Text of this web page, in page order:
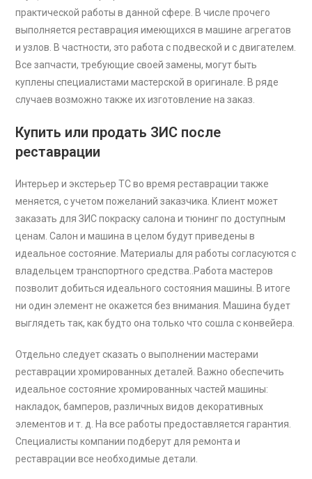
практической работы в данной сфере. В числе прочего
выполняется реставрация имеющихся в машине агрегатов
и узлов. В частности, это работа с подвеской и с двигателем.
Все запчасти, требующие своей замены, могут быть
куплены специалистами мастерской в оригинале. В ряде
случаев возможно также их изготовление на заказ.
Купить или продать ЗИС после
реставрации
Интерьер и экстерьер ТС во время реставрации также
меняется, с учетом пожеланий заказчика. Клиент может
заказать для ЗИС покраску салона и тюнинг по доступным
ценам. Салон и машина в целом будут приведены в
идеальное состояние. Материалы для работы согласуются с
владельцем транспортного средства..Работа мастеров
позволит добиться идеального состояния машины. В итоге
ни один элемент не окажется без внимания. Машина будет
выглядеть так, как будто она только что сошла с конвейера.
Отдельно следует сказать о выполнении мастерами
реставрации хромированных деталей. Важно обеспечить
идеальное состояние хромированных частей машины:
накладок, бамперов, различных видов декоративных
элементов и т. д. На все работы предоставляется гарантия.
Специалисты компании подберут для ремонта и
реставрации все необходимые детали.